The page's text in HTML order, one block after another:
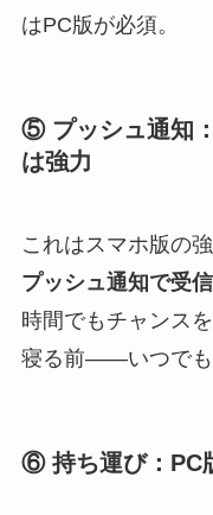
はPC版が必須。
⑤ プッシュ通知
は強力
これはスマホ版の強
プッシュ通知で受
時間でもチャンス
寝る前――いつでも
⑥ 持ち運び：PC